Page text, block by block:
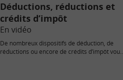
Déductions, réductions et
crédits d’impôt
En vidéo
De nombreux dispositifs de déduction, de
réductions ou encore de crédits d’impôt vous